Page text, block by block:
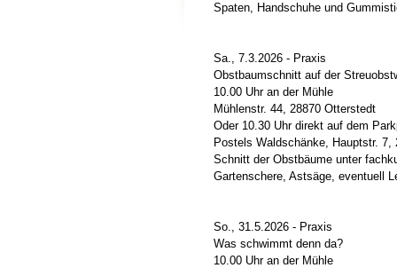
Spaten, Handschuhe und
Sa., 7.3.2026 - Praxis
Obstbaumschnitt auf der
10.00 Uhr an der Mühle
Mühlenstr. 44, 28870 Otterstedt
Oder 10.30 Uhr direkt auf dem
Postels Waldschänke, Hauptstr. 7,
Schnitt der Obstbäume unter
Gartenschere, Astsäge, eventuell
So., 31.5.2026 - Praxis
Was schwimmt denn da?
10.00 Uhr an der Mühle